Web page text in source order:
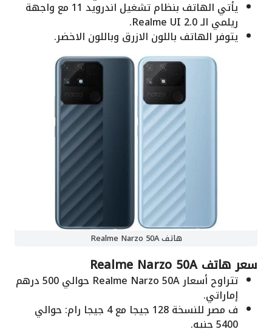
يأتي الهاتف بنظام تشغيل اندرويد 11 مع واجهة
ريلمي الـ Realme UI 2.0.
يتوفر الهاتف باللون الازرق وباللون الاخضر.
هاتف Realme Narzo 50A
سعر هاتف Realme Narzo 50A
تتراوح أسعار Realme Narzo 50A حوالي 500 درهم
إماراتي.
ف مصر للنسخة 128 جيجا مع 4 جيجا رام: حوالي
5400 جنيه.